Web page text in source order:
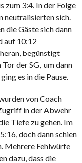
zum 3:4. In der Folge
neutralisierten sich.
die Gäste sich dann
auf 10:12
begünstigt
der SG, um dann
es in die Pause.
von Coach
in der Abwehr
Tiefe zu gehen. Im
doch dann schien
Mehrere Fehlwürfe
dazu, dass die